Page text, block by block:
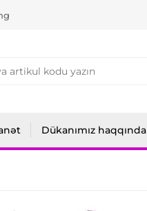
Dükanımız haqqında